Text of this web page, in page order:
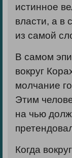
истинное
власти, а в
из самой
В самом
вокруг
молчание
Этим
на чью
Когда